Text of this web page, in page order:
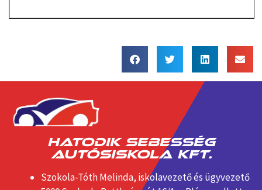
HATODIK SEBESSÉG
AUTÓSISKOLA KFT.
Szokola-Tóth Melinda, iskolavezető és ügyvezető